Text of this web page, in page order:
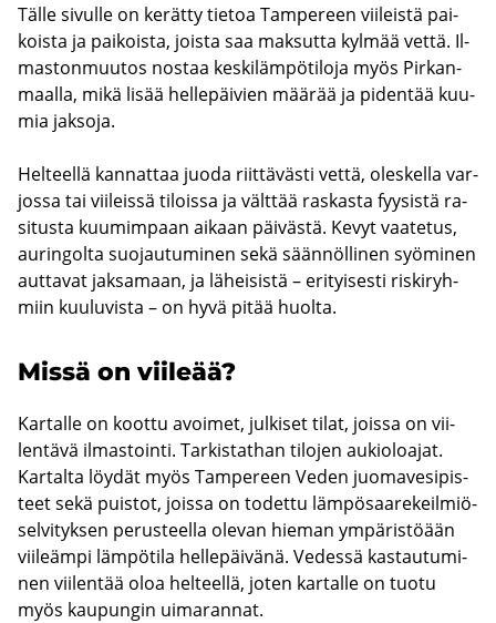
Tälle si­vul­le on ke­rät­ty tie­toa Tam­pe­reen vii­leis­tä pai­
kois­ta ja pai­kois­ta, jois­ta saa mak­sut­ta kyl­mää vettä. Il­
mas­ton­muu­tos nos­taa kes­ki­läm­pö­ti­lo­ja myös Pir­kan­
maal­la, mikä lisää hel­le­päi­vien mää­rää ja pi­den­tää kuu­
mia jak­so­ja.
Hel­teel­lä kan­nat­taa juoda riit­tä­väs­ti vettä, oles­kel­la var­
jos­sa tai vii­leis­sä ti­lois­sa ja vält­tää ras­kas­ta fyy­sis­tä ra­
si­tus­ta kuu­mim­paan ai­kaan päi­väs­tä. Kevyt vaa­te­tus,
au­rin­gol­ta suo­jau­tu­mi­nen sekä sään­nöl­li­nen syö­mi­nen
aut­ta­vat jak­sa­maan, ja lä­hei­sis­tä – eri­tyi­ses­ti ris­ki­ryh­
miin kuu­lu­vis­ta – on hyvä pitää huol­ta.
Missä on vii­le­ää?
Kar­tal­le on koot­tu avoi­met, jul­ki­set tilat, jois­sa on vii­
len­tä­vä il­mas­toin­ti. Tar­kis­tat­han ti­lo­jen au­kio­loa­jat.
Kar­tal­ta löy­dät myös Tam­pe­reen Veden juo­ma­ve­si­pis­
teet sekä puis­tot, jois­sa on to­det­tu läm­pö­saa­re­keil­miö­
sel­vi­tyk­sen pe­rus­teel­la ole­van hie­man ym­pä­ris­töään
vii­leäm­pi läm­pö­ti­la hel­le­päi­vä­nä. Ve­des­sä kas­tau­tu­mi­
nen vii­len­tää oloa hel­teel­lä, joten kar­tal­le on tuotu
myös kau­pun­gin ui­ma­ran­nat.